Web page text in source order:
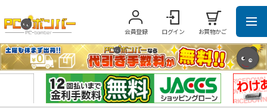
会員登録 ログイン お買物かご